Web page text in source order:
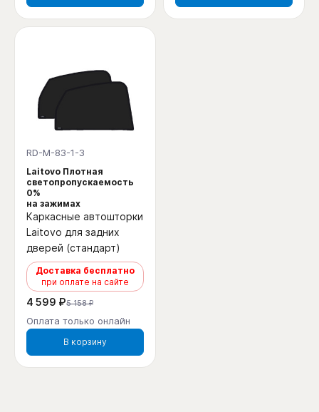
RD-M-83-1-3
Laitovo Плотная
светопропускаемость
0%
на зажимах
Каркасные автошторки
Laitovo для задних
дверей (стандарт)
Доставка бесплатно
при оплате на сайте
4 599 ₽5 158 ₽
Оплата только онлайн
В корзину